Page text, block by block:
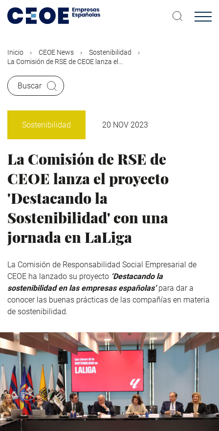
contenido
Inicio CEOE News
Sostenibilidad
La Comisión de RSE de CEOE lanza el...
Buscar
Sostenibilidad 20 NOV 2023
La Comisión de RSE de
CEOE lanza el proyecto
'Destacando la
Sostenibilidad' con una
jornada en LaLiga
La Comisión de Responsabilidad Social Empresarial de
CEOE ha lanzado su proyecto ‘Destacando la
sostenibilidad en las empresas españolas’para dar a
conocer las buenas prácticas de las compañías en materia
de sostenibilidad.